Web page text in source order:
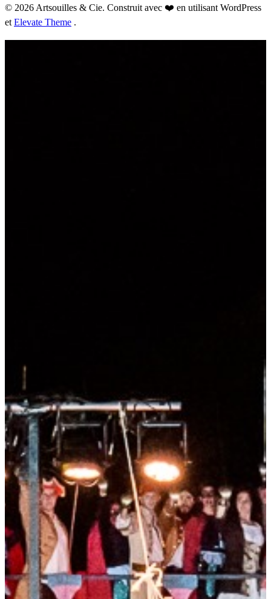
© 2026 Artsouilles & Cie. Construit avec ❤️ en utilisant WordPress
et Elevate Theme .